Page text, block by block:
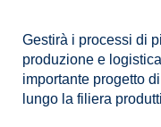
Gestirà i processi di
produzione e
importante progetto
lungo la filiera